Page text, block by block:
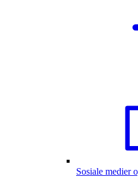
Sosiale medier